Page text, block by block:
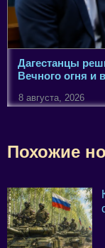
Дагестанцы
Вечного огня и
8 августа, 2026
Похожие